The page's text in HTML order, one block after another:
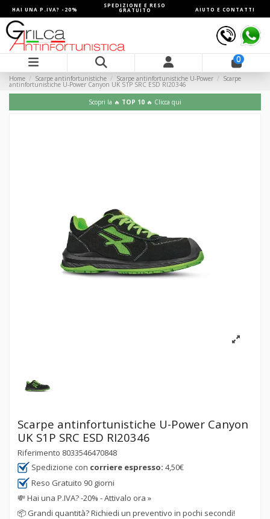
HAI UNA P.IVA? -20%
SPEDIZIONE E RESO
GRATUITO AIUTO E CONTATTI
0
Home Scarpe antinfortunistiche Scarpe antinfortunistiche U-Power Scarpe
antinfortunistiche U-Power Canyon UK S1P SRC ESD RI20346
Scopri la 🔥 TOP 10 🔥 Clicca qui
Scarpe antinfortunistiche U-Power Canyon
UK S1P SRC ESD RI20346
Riferimento 8033546470848
Spedizione con corriere espresso: 4,50€
Reso Gratuito 90 giorni
💸Hai una P.IVA? -20% - Attivalo ora »
📦 Grandi quantità? Richiedi un preventivo in pochi secondi!